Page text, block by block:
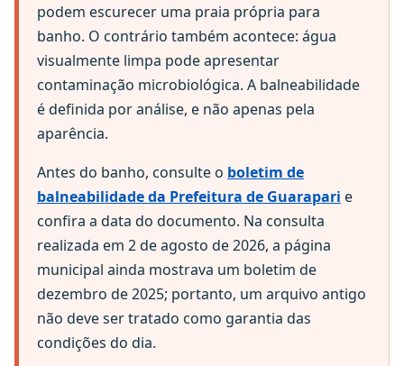
podem escurecer uma praia própria para
banho. O contrário também acontece: água
visualmente limpa pode apresentar
contaminação microbiológica. A balneabilidade
é definida por análise, e não apenas pela
aparência.
Antes do banho, consulte o boletim de
balneabilidade da Prefeitura de Guarapari e
confira a data do documento. Na consulta
realizada em 2 de agosto de 2026, a página
municipal ainda mostrava um boletim de
dezembro de 2025; portanto, um arquivo antigo
não deve ser tratado como garantia das
condições do dia.